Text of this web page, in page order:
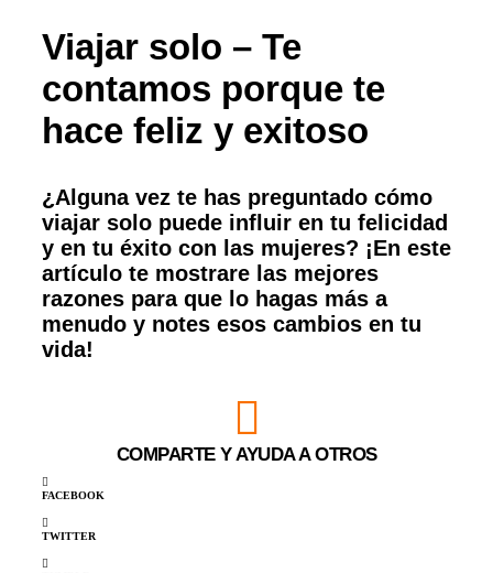
Viajar solo – Te
contamos porque te
hace feliz y exitoso
¿Alguna vez te has preguntado cómo
viajar solo puede influir en tu felicidad
y en tu éxito con las mujeres? ¡En este
artículo te mostrare las mejores
razones para que lo hagas más a
menudo y notes esos cambios en tu
vida!
COMPARTE Y AYUDA A OTROS
FACEBOOK
TWITTER